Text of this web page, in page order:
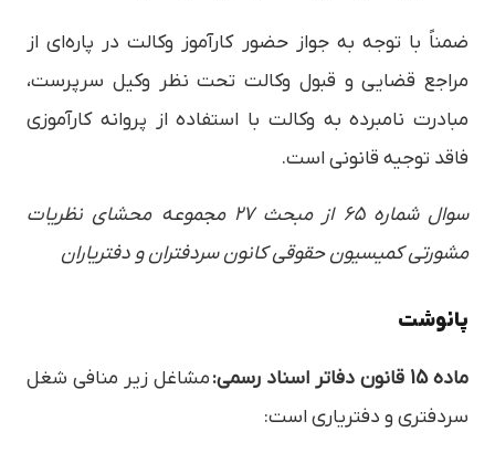
ضمناً با توجه به جواز حضور کارآموز وکالت در پاره‌ای از
مراجع قضایی و قبول وکالت تحت نظر وکیل سرپرست،
مبادرت نامبرده به وکالت با استفاده از پروانه کارآموزی
فاقد توجیه قانونی است.
سوال شماره 65 از مبحث 27 مجموعه محشای نظریات
مشورتی کمیسیون حقوقی کانون سردفتران و دفتریاران
پانوشت
‌ماده 15 قانون دفاتر اسناد رسمی:
مشاغل زیر منافی شغل
سردفتری و دفتریاری است: